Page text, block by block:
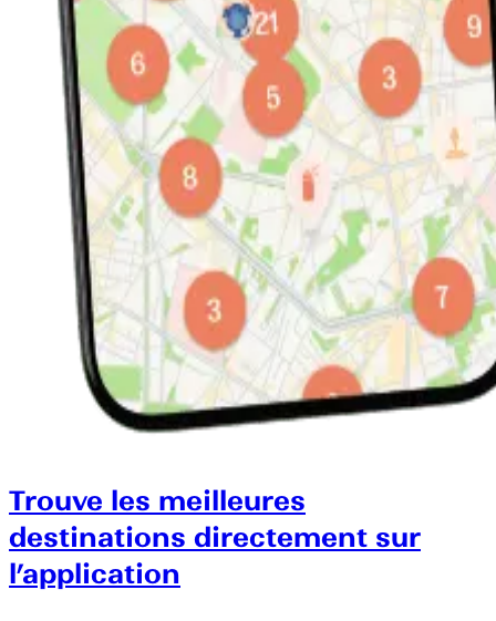
Trouve les meilleures
destinations directement sur
l’application